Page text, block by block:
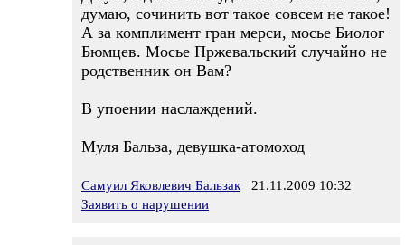
думаю, сочинить вот такое совсем не такое!
А за комплимент гран мерси, мосье Биолог
Бюмцев. Мосье Пржевальский случайно не
родственник он Вам?
В упоении наслаждений.
Муля Бальза, девушка-атомоход
Самуил Яковлевич Бальзак 21.11.2009 10:32
Заявить о нарушении